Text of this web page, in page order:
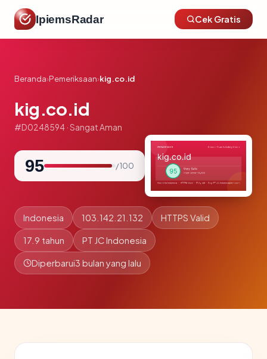
IpiemsRadar Cek Gratis
Beranda›Pemeriksaan›kig.co.id
kig.co.id
#D0248594 · Sangat Aman
95 / 100
Indonesia 103.142.21.132 HTTPS Valid
17.9 tahun PT JC Indonesia
Diperbarui3 bulan yang lalu